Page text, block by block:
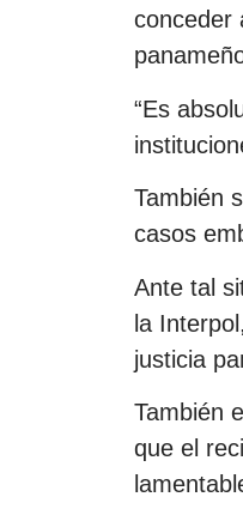
conceder
“Es
También
casos
Ante tal
la
justicia
También
que el